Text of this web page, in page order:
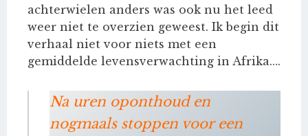
achterwielen anders was ook nu het leed
weer niet te overzien geweest. Ik begin dit
verhaal niet voor niets met een
gemiddelde levensverwachting in Afrika….
Na uren oponthoud en
nogmaals stoppen voor een